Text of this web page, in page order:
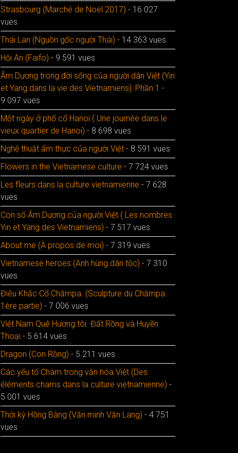
Strasbourg (Marché de Noël 2017) - 16 027
vues
Thái Lan (Nguồn gốc người Thái) - 14 363 vues
Hội An (Faifo) - 9 591 vues
Âm Dương trong đời sống của người dân Việt (Yin
et Yang dans la vie des Vietnamiens): Phần 1 -
9 097 vues
Một ngày ở phố cổ Hanoï ( Une journée dans le
vieux quartier de Hanoï) - 8 698 vues
Nghệ thuật ẩm thực của người Việt - 8 591 vues
Flowers in the Vietnamese culture - 7 724 vues
Les fleurs dans la culture vietnamienne - 7 628
vues
Con số Âm Dương của người Việt ( Les nombres
Yin et Yang des Vietnamiens) - 7 517 vues
About me (À propos de moi) - 7 319 vues
Vietnamese heroes (Anh hùng dân tộc) - 7 310
vues
Điêu Khắc Cổ Chămpa. (Sculpture du Chămpa:
1ère partie) - 7 006 vues
Việt Nam Quê Hương tôi. Đất Rồng và Huyền
Thoại - 5 614 vues
Dragon (Con Rồng) - 5 211 vues
Các yếu tố Chàm trong văn hóa Việt (Des
éléments chams dans la culture vietnamienne) -
5 001 vues
Thời kỳ Hồng Bàng (Văn minh Văn Lang) - 4 751
vues